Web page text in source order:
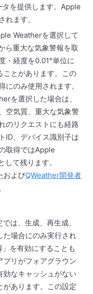
タを提供します。Apple
れます。
Weatherを選択して
ら重大な気象警報を取
・経度を0.01°単位に
ことがあります。この
にのみ使用されます。
を選択した場合は、
空気質、重大な気象警
のリクエストにも経路
ID、デバイス識別子は
取得ではApple
て残ります。
およびQWeather開発者
は、生成、再生成、
た場合にのみ実行され
を有効にすることも
プリがフォアグラウン
効なキャッシュがない
あります。この設定